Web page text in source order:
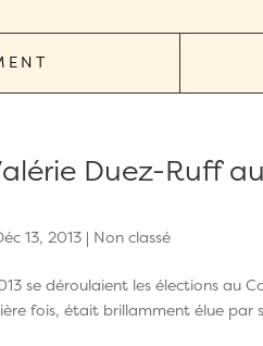
Duez-Ruff
13, 2013 | Non classé
se déroulaient les élections au
fois, était brillamment élue par